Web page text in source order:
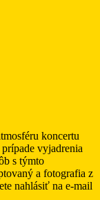
koncertu
vyjadrenia
s týmto
a fotografia z
nahlásiť na e-mail